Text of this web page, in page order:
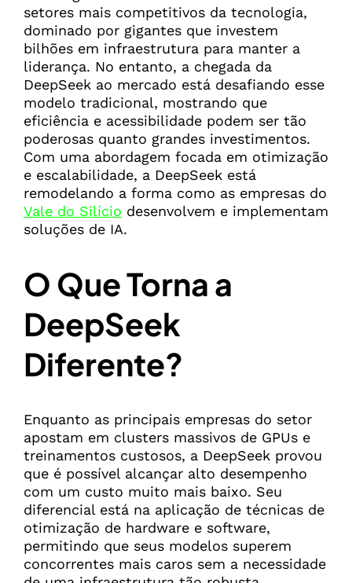
setores mais competitivos da tecnologia,
dominado por gigantes que investem
bilhões em infraestrutura para manter a
liderança. No entanto, a chegada da
DeepSeek ao mercado está desafiando esse
modelo tradicional, mostrando que
eficiência e acessibilidade podem ser tão
poderosas quanto grandes investimentos.
Com uma abordagem focada em otimização
e escalabilidade, a DeepSeek está
remodelando a forma como as empresas do
Vale do Silício desenvolvem e implementam
soluções de IA.
O Que Torna a
DeepSeek
Diferente?
Enquanto as principais empresas do setor
apostam em clusters massivos de GPUs e
treinamentos custosos, a DeepSeek provou
que é possível alcançar alto desempenho
com um custo muito mais baixo. Seu
diferencial está na aplicação de técnicas de
otimização de hardware e software,
permitindo que seus modelos superem
concorrentes mais caros sem a necessidade